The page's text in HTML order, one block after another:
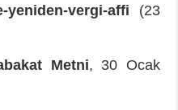
yeniden-vergi-affi (23
Metni, 30 Ocak